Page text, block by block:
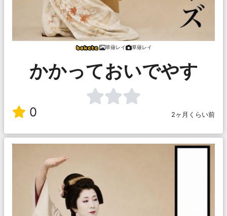
草薙レイ 草薙レイ
かかっておいでやす
0 2ヶ月くらい前